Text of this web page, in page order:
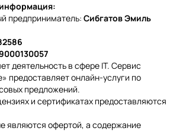
предприниматель: Сибгатов Эмиль
деятельность в сфере IT. Сервис
предоставляет онлайн-услуги по
предложений.
и сертификатах предоставляются
являются офертой, а содержание